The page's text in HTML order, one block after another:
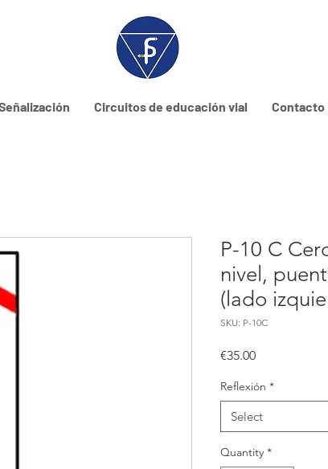
Circuitos de educación vial Contacto
P-10 C
nivel,
(lado
SKU: P-10C
€35.00Price
Reflexión *
Select
Quantity *